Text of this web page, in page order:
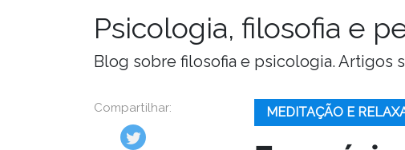
Psicologia, filosofia e
Blog sobre filosofia e psicologia. Artigos
Compartilhar: MEDITAÇÃO E